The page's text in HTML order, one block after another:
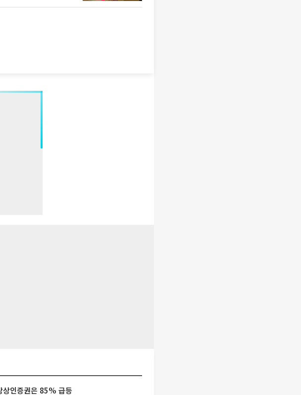
상인증권은 85% 급등